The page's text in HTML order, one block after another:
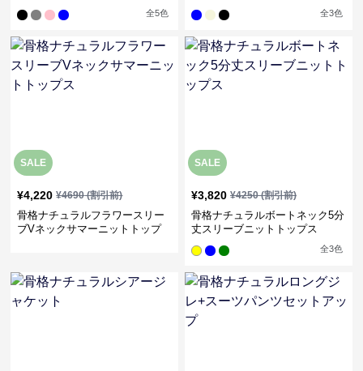
全5色 全3色
SALE
¥4,220 ¥4690(割引前)
骨格ナチュラルフラワースリー
ブVネックサマーニットトップ
SALE
¥3,820 ¥4250(割引前)
骨格ナチュラルボートネック5分
丈スリーブニットトップス
全3色